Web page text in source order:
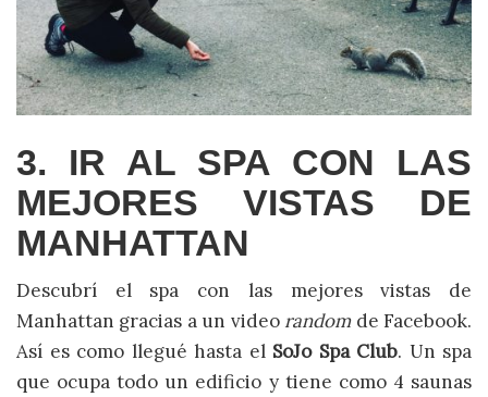
3. IR AL SPA CON LAS
MEJORES VISTAS DE
MANHATTAN
Descubrí el spa con las mejores vistas de
Manhattan gracias a un video random de Facebook.
Así es como llegué hasta el SoJo Spa Club. Un spa
que ocupa todo un edificio y tiene como 4 saunas